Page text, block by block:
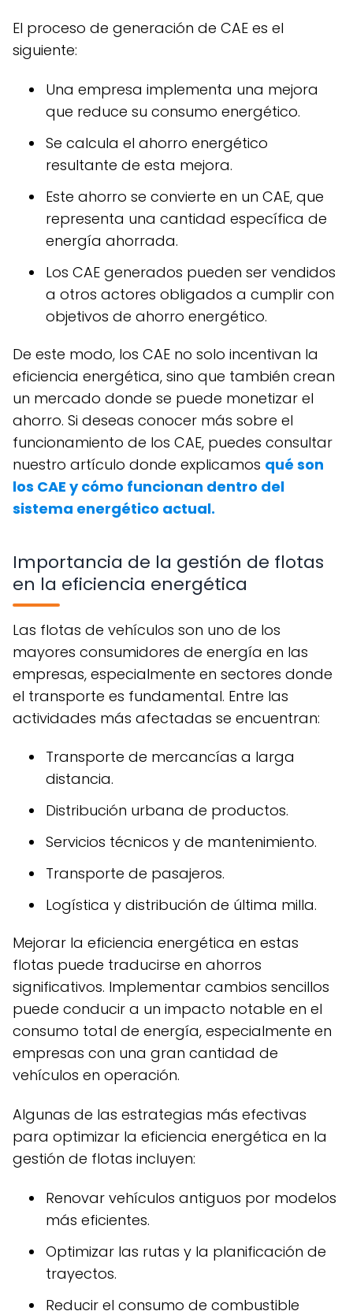
El proceso de generación de CAE es el
siguiente:
Una empresa implementa una mejora
que reduce su consumo energético.
Se calcula el ahorro energético
resultante de esta mejora.
Este ahorro se convierte en un CAE, que
representa una cantidad específica de
energía ahorrada.
Los CAE generados pueden ser vendidos
a otros actores obligados a cumplir con
objetivos de ahorro energético.
De este modo, los CAE no solo incentivan la
eficiencia energética, sino que también crean
un mercado donde se puede monetizar el
ahorro. Si deseas conocer más sobre el
funcionamiento de los CAE, puedes consultar
nuestro artículo donde explicamos qué son
los CAE y cómo funcionan dentro del
sistema energético actual.
Importancia de la gestión de flotas
en la eficiencia energética
Las flotas de vehículos son uno de los
mayores consumidores de energía en las
empresas, especialmente en sectores donde
el transporte es fundamental. Entre las
actividades más afectadas se encuentran:
Transporte de mercancías a larga
distancia.
Distribución urbana de productos.
Servicios técnicos y de mantenimiento.
Transporte de pasajeros.
Logística y distribución de última milla.
Mejorar la eficiencia energética en estas
flotas puede traducirse en ahorros
significativos. Implementar cambios sencillos
puede conducir a un impacto notable en el
consumo total de energía, especialmente en
empresas con una gran cantidad de
vehículos en operación.
Algunas de las estrategias más efectivas
para optimizar la eficiencia energética en la
gestión de flotas incluyen:
Renovar vehículos antiguos por modelos
más eficientes.
Optimizar las rutas y la planificación de
trayectos.
Reducir el consumo de combustible